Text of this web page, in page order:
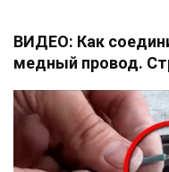
ВИДЕО: Как
медный провод.